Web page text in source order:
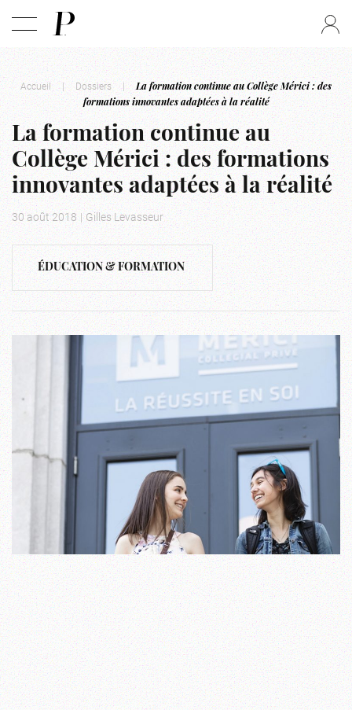
Accueil | Dossiers |
La formation continue au Collège Mérici : des
formations innovantes adaptées à la réalité
La formation continue au
Collège Mérici : des formations
innovantes adaptées à la réalité
30 août 2018 | Gilles Levasseur
ÉDUCATION & FORMATION